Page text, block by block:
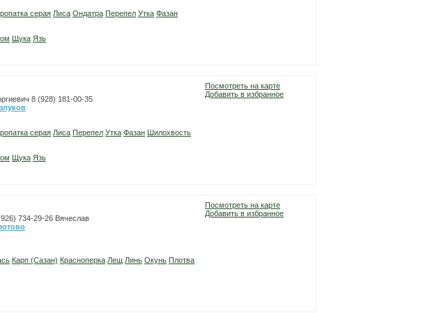
серая Лиса Ондатра Перепел Утка Фазан
Щука Язь
8 (928) 181-00-35
серая Лиса Перепел Утка Фазан Шилохвость
Щука Язь
Посмотреть на карте
Добавить в избранное
734-29-26 Вячеслав
Карп (Сазан) Красноперка Лещ Линь Окунь Плотва
Посмотреть на карте
Добавить в избранное